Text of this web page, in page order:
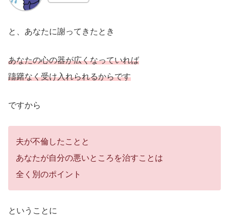
と、あなたに謝ってきたとき
あなたの心の器が広くなっていれば
躊躇なく受け入れられるからです
ですから
夫が不倫したことと
あなたが自分の悪いところを治すことは
全く別のポイント
ということに